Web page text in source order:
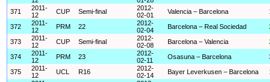
371
2011-
12
CUP Semi-final
2012-
02-01
Valencia – Barcelona
372
2011-
12
PRM 22
2012-
02-04
Barcelona – Real Sociedad
373
2011-
12
CUP Semi-final
2012-
02-08
Barcelona – Valencia
374
2011-
12
PRM 23
2012-
02-11
Osasuna – Barcelona
375
2011-
12
UCL R16
2012-
02-14
Bayer Leverkusen – Barcelona